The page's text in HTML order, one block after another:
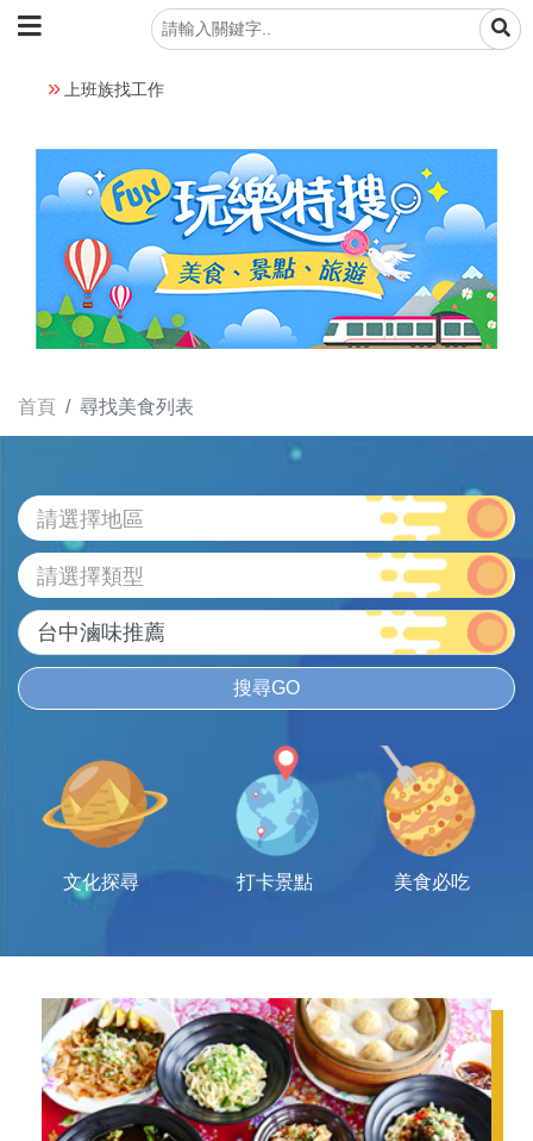
上班族找工作
首頁 尋找美食列表
請選擇地區
請選擇類型
搜尋GO
文化探尋 打卡景點 美食必吃